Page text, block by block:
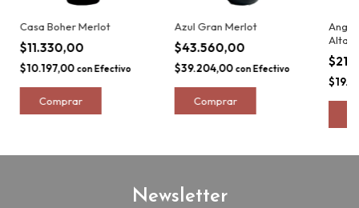
Casa Boher Merlot
$11.330,00
$10.197,00 con Efectivo
Azul Gran Merlot
$43.560,00
$39.204,00 con Efectivo
Alta
Newsletter